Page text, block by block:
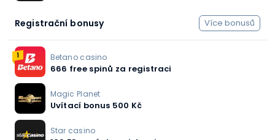
Registrační bonusy Více bonusů
1 Betano casino
666 free spinů za registraci
Magic Planet
Uvítací bonus 500 Kč
Star casino